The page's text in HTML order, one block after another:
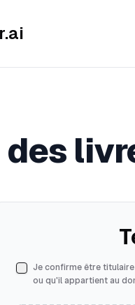
des
Je confirme être
ou qu'il appartient au